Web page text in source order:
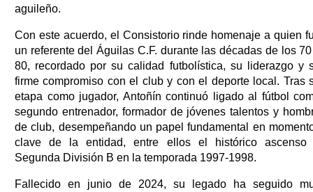
aguileño.
Con este acuerdo, el Consistorio rinde homenaje a quien
un referente del Águilas C.F. durante las décadas de los
80, recordado por su calidad futbolística, su liderazgo y
firme compromiso con el club y con el deporte local. Tras
etapa como jugador, Antoñín continuó ligado al fútbol
segundo entrenador, formador de jóvenes talentos y
de club, desempeñando un papel fundamental en
clave de la entidad, entre ellos el histórico ascenso
Segunda División B en la temporada 1997-1998.
Fallecido en junio de 2024, su legado ha seguido